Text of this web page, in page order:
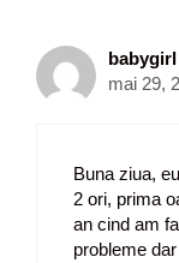
t
babygirl
mai 29,
Buna ziua,
2 ori, prima
an cind am
probleme